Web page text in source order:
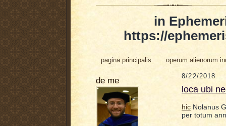
in
https://
pagina principalis operum alienorum
de me 8/22/2018
loca ubi
hic Nolanus
per totum